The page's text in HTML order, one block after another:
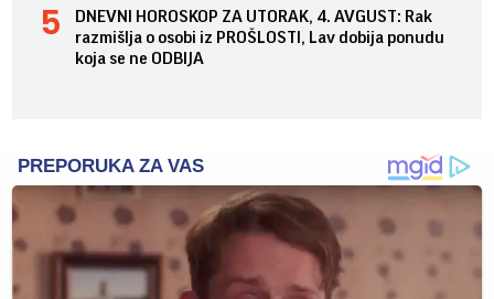
DNEVNI HOROSKOP ZA UTORAK, 4. AVGUST: Rak
razmišlja o osobi iz PROŠLOSTI, Lav dobija ponudu
koja se ne ODBIJA